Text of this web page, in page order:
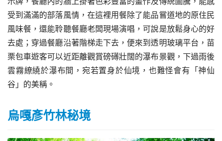
受到滿滿的部落風情，在這裡用餐除了能品嘗道地的原住民
風味餐，還能聆聽餐廳老闆現場演唱，可說是放鬆身心的好
去處；穿過餐廳沿著階梯走下去，便來到透明玻璃平台，苗
栗包車遊客可以近距離觀賞磅礡壯闊的瀑布景觀，下過雨後
雲霧繚繞於瀑布間，宛若置身於仙境，也難怪會有「神仙
谷」的美稱。
烏嘎彥竹林秘境